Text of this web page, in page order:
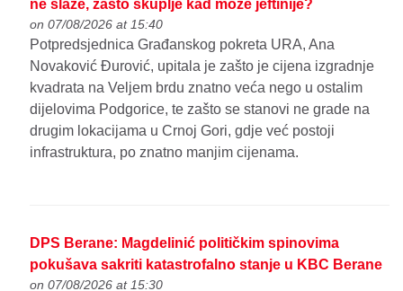
ne slaže, zašto skuplje kad može jeftinije?
on 07/08/2026 at 15:40
Potpredsjednica Građanskog pokreta URA, Ana
Novaković Đurović, upitala je zašto je cijena izgradnje
kvadrata na Veljem brdu znatno veća nego u ostalim
dijelovima Podgorice, te zašto se stanovi ne grade na
drugim lokacijama u Crnoj Gori, gdje već postoji
infrastruktura, po znatno manjim cijenama.
DPS Berane: Magdelinić političkim spinovima
pokušava sakriti katastrofalno stanje u KBC Berane
on 07/08/2026 at 15:30